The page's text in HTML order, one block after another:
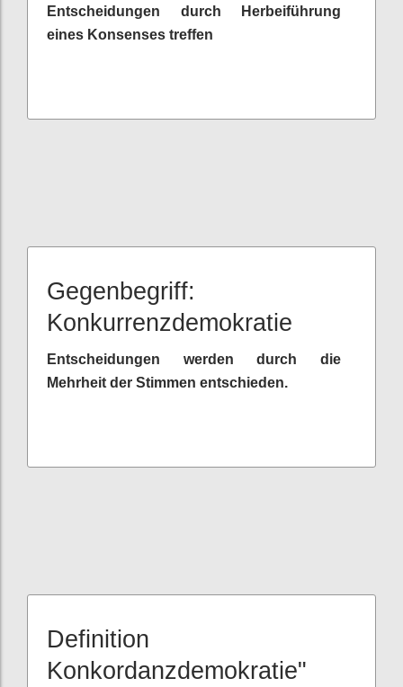
Entscheidungen durch Herbeiführung
eines Konsenses treffen
Gegenbegriff:
Konkurrenzdemokratie
Entscheidungen werden durch die
Mehrheit der Stimmen entschieden.
Definition
Konkordanzdemokratie"